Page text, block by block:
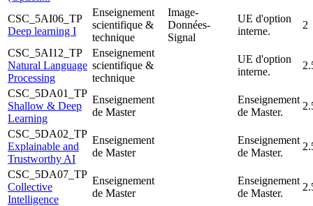
CSC_5AI06_TP
Deep learning I
Enseignement
scientifique &
technique
Image-
Données-
Signal
UE d'option
interne.
2
CSC_5AI12_TP
Natural Language
Processing
Enseignement
scientifique &
technique
UE d'option
interne.
CSC_5DA01_TP
Shallow & Deep
Learning
Enseignement
de Master
Enseignement
de Master.
CSC_5DA02_TP
Explainable and
Trustworthy AI
Enseignement
de Master
Enseignement
de Master.
CSC_5DA07_TP
Collective
Intelligence
Enseignement
de Master
Enseignement
de Master.